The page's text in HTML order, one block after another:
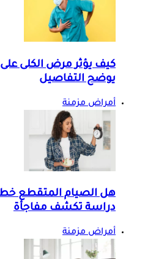
كيف يؤثر مرض الكلى
يوضح التفاصيل
أمراض مزمنة
هل الصيام المتقطع
دراسة تكشف مفاجأة
أمراض مزمنة